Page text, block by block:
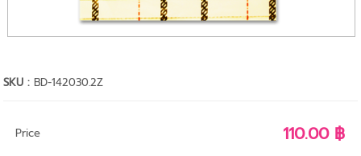
SKU :BD-142030.2Z
Price 110.00 ฿